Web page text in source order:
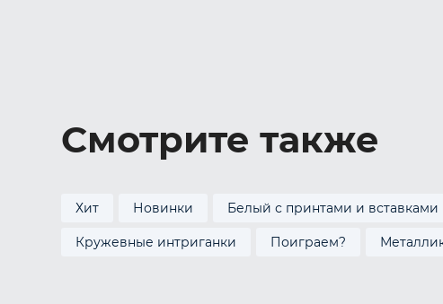
Смотрите также
Хит Новинки Белый с принтами и вставками
Кружевные интриганки Поиграем?